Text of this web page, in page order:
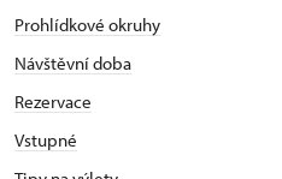
Prohlídkové okruhy
Návštěvní doba
Rezervace
Vstupné